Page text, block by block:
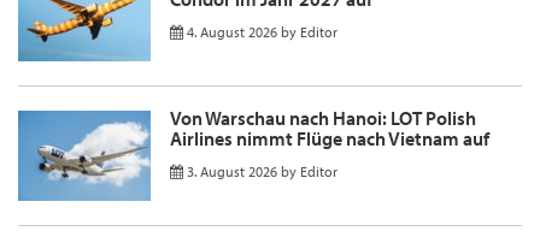
4. August 2026 by Editor
Von Warschau nach Hanoi: LOT Polish
Airlines nimmt Flüge nach Vietnam auf
3. August 2026 by Editor